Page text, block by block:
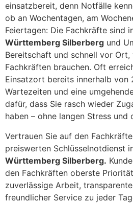
einsatzbereit, denn Notfälle
ob an Wochentagen, am
Feiertagen: Die Fachkräfte sind
Württemberg Silberberg und
Bereitschaft und schnell vor Ort,
Fachkräften brauchen. Oft
Einsatzort bereits innerhalb von
Wartezeiten und eine
dafür, dass Sie rasch wieder
haben – ohne langen Stress und
Vertrauen Sie auf den
preiswerten Schlüsselnotdienst
Württemberg Silberberg.
den Fachkräften oberste
zuverlässige Arbeit,
freundlicher Service zu jeder